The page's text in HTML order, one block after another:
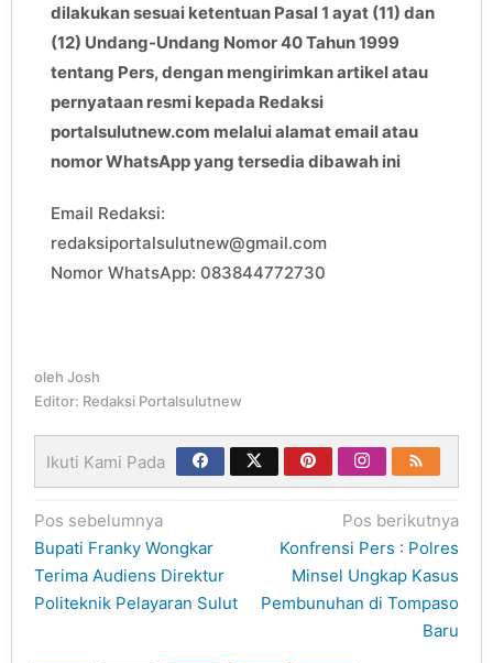
dilakukan sesuai ketentuan Pasal 1 ayat (11) dan
(12) Undang-Undang Nomor 40 Tahun 1999
tentang Pers, dengan mengirimkan artikel atau
pernyataan resmi kepada Redaksi
portalsulutnew.com melalui alamat email atau
nomor WhatsApp yang tersedia dibawah ini
Email Redaksi:
redaksiportalsulutnew@gmail.com
Nomor WhatsApp: 083844772730
oleh Josh
Editor: Redaksi Portalsulutnew
Ikuti Kami Pada
Navigasi
pos
Pos sebelumnya
Bupati Franky Wongkar
Terima Audiens Direktur
Politeknik Pelayaran Sulut
Pos berikutnya
Konfrensi Pers : Polres
Minsel Ungkap Kasus
Pembunuhan di Tompaso
Baru